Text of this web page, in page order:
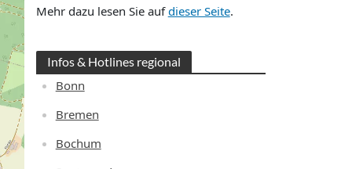
Mehr dazu lesen Sie aufdieser Seite.
Infos & Hotlines regional
Bonn
Bremen
Bochum